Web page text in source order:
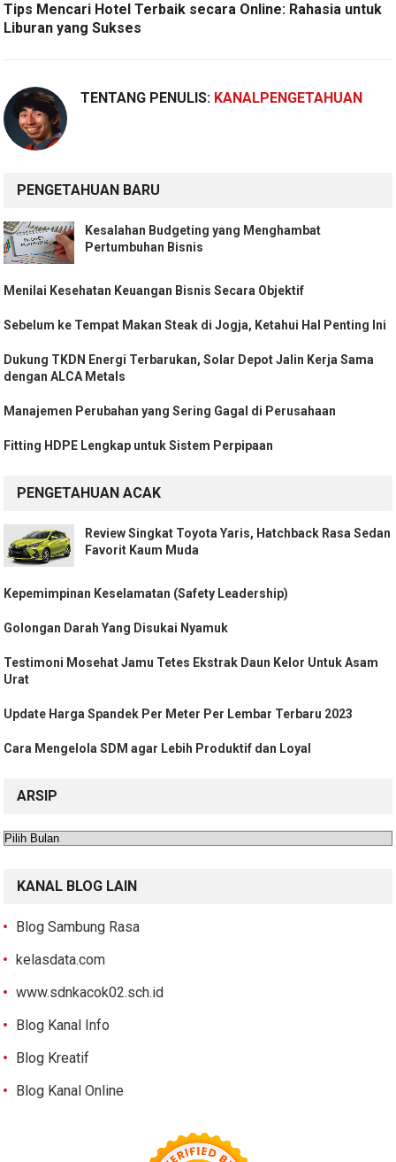
Tips Mencari Hotel Terbaik secara Online: Rahasia untuk
Liburan yang Sukses
TENTANG PENULIS: KANALPENGETAHUAN
PENGETAHUAN BARU
Kesalahan Budgeting yang Menghambat
Pertumbuhan Bisnis
Menilai Kesehatan Keuangan Bisnis Secara Objektif
Sebelum ke Tempat Makan Steak di Jogja, Ketahui Hal Penting Ini
Dukung TKDN Energi Terbarukan, Solar Depot Jalin Kerja Sama
dengan ALCA Metals
Manajemen Perubahan yang Sering Gagal di Perusahaan
Fitting HDPE Lengkap untuk Sistem Perpipaan
PENGETAHUAN ACAK
Review Singkat Toyota Yaris, Hatchback Rasa Sedan
Favorit Kaum Muda
Kepemimpinan Keselamatan (Safety Leadership)
Golongan Darah Yang Disukai Nyamuk
Testimoni Mosehat Jamu Tetes Ekstrak Daun Kelor Untuk Asam
Urat
Update Harga Spandek Per Meter Per Lembar Terbaru 2023
Cara Mengelola SDM agar Lebih Produktif dan Loyal
ARSIP
Arsip
KANAL BLOG LAIN
Blog Sambung Rasa
kelasdata.com
www.sdnkacok02.sch.id
Blog Kanal Info
Blog Kreatif
Blog Kanal Online